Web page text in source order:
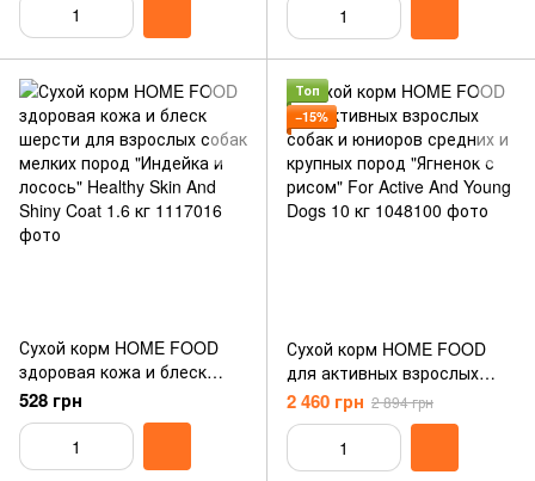
Сухой корм HOME FOOD
здоровая кожа и блеск
шерсти для взрослых собак
мелких пород "Индейка и
лосось" Healthy Skin And
Shiny Coat 1.6 кг
528 грн
Топ
−15%
Сухой корм HOME FOOD
для активных взрослых
собак и юниоров средних и
крупных пород "Ягненок с
рисом" For Active And Young
Dogs 10 кг
2 460 грн 2 894 грн